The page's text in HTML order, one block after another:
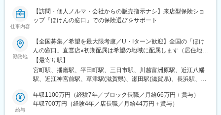
仕事内容
【訪問・個人ノルマ・会社からの販売指示ナシ】来店型保険ショ
ップ『ほけんの窓口』での保険選びをサポート
勤務地
【全国募集／希望を最大限考慮／U・Iターン歓迎】全国の「ほけ
んの窓口」直営店※初期配属は希望の地域に配属します（居住地か
ら90分以内で通える店舗）※希望により「全国転勤」を選ぶこと
もできます。★最新の募集勤務地は下記をご覧ください。
https://www.hokennomadoguchi.co.jp/※当社コーポレートサイト※
ただけます。＜47都道府県に700店舗以上！＞国内最大級の店舗
数です。転勤エリアを限定して活躍している先輩もいます。※詳細
【最寄り駅】
宮町駅、播磨駅、平田町駅、三日市駅、川越富洲原駅、近江八幡
駅、近江神宮前駅、草津駅(滋賀県)、瀬田駅(滋賀県)、長浜駅、彦
池駅、長岡天神駅、福知山駅、松井山手駅、りんくうタウン駅、
和泉中央駅、茨木駅、大阪阿部野橋駅、大阪梅田駅(阪急線)、梅田
給与
年収1100万円（経験7年／ブロック長職／月給66万円＋賞与）
年収700万円（経験4年／店長職／月給44万円＋賞与）